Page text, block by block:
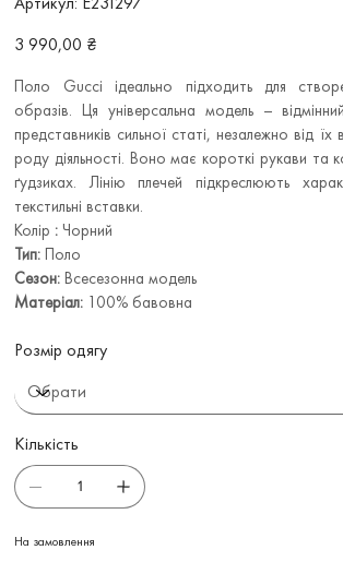
Е231297
Ціна
3 990,00 ₴
Поло Gucci ідеально підходить для
образів. Ця універсальна модель –
представників сильної статі, незалежно від їх
роду діяльності. Воно має короткі рукави та
ґудзиках. Лінію плечей підкреслюють
текстильні вставки.
Колір : Чорний
Тип: Поло
Сезон: Всесезонна модель
Матеріал: 100% бавовна
Розмір одягу
Кількість
На замовлення